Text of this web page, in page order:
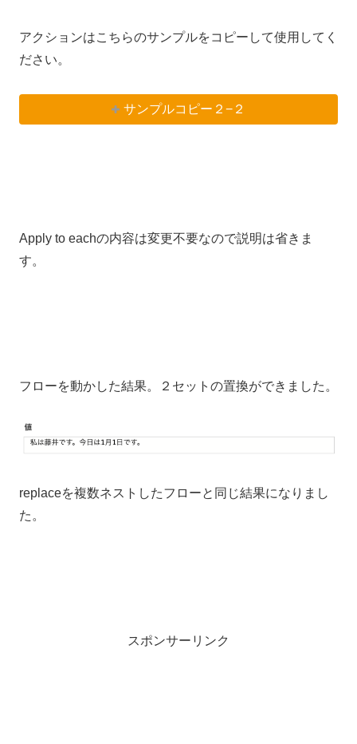
アクションはこちらのサンプルをコピーして使用してく
ださい。
サンプルコピー２−２
Apply to eachの内容は変更不要なので説明は省きま
す。
フローを動かした結果。２セットの置換ができました。
replaceを複数ネストしたフローと同じ結果になりまし
た。
スポンサーリンク